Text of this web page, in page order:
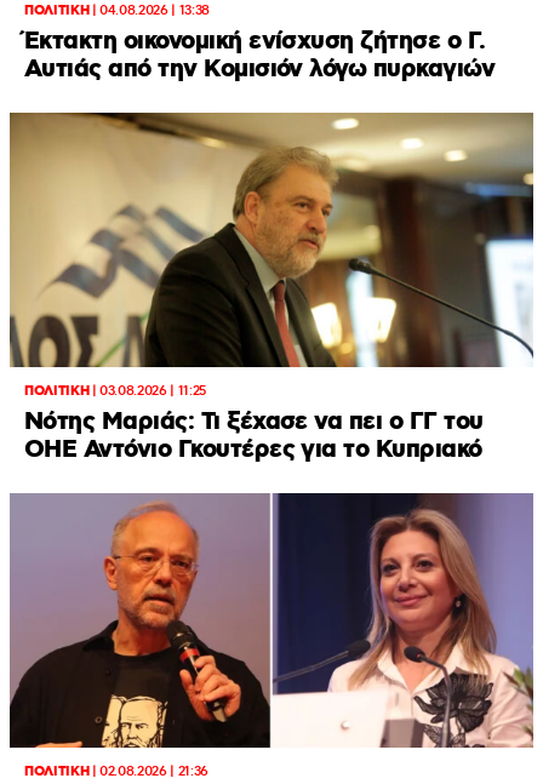
ΠΟΛΙΤΙΚΗ|04.08.2026 | 13:38
Έκτακτη οικονομική ενίσχυση ζήτησε ο Γ.
Αυτιάς από την Κομισιόν λόγω πυρκαγιών
ΠΟΛΙΤΙΚΗ|03.08.2026 | 11:25
Νότης Μαριάς: Τι ξέχασε να πει ο ΓΓ του
ΟΗΕ Αντόνιο Γκουτέρες για το Κυπριακό
ΠΟΛΙΤΙΚΗ|02.08.2026 | 21:36